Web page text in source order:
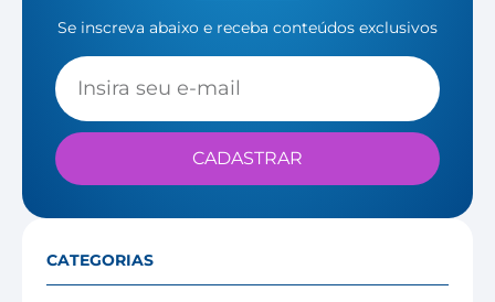
Se inscreva abaixo e receba conteúdos exclusivos
CADASTRAR
CATEGORIAS